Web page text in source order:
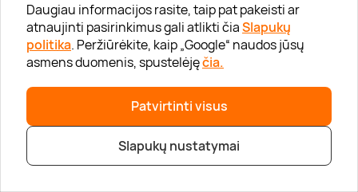
Daugiau informacijos rasite, taip pat pakeisti ar
atnaujinti pasirinkimus gali atlikti čiaSlapukų
politika. Peržiūrėkite, kaip „Google“ naudos jūsų
asmens duomenis, spustelėjęčia.
Patvirtinti visus
Slapukų nustatymai
Lojalumo klubas
Karjera
Visi partneriai